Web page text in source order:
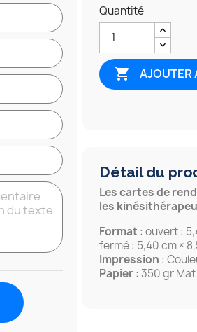
Quantité
 AJOUTER
Détail du
Les cartes de
les
Format : ouvert :
fermé : 5,40 cm ×
Impression :
Papier: 350 gr Mat